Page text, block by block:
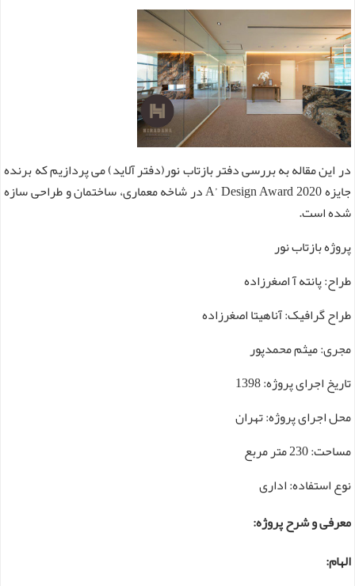
در این مقاله به بررسی دفتر بازتاب نور(دفتر آلاید) می پردازیم کهبرنده
جایزه A’ Design Award 2020 در شاخه معماری، ساختمان و طراحی سازه
شده است.
پروژه بازتاب نور
طراح: پانته آ اصغرزاده
طراح گرافیک: آناهیتا اصغرزاده
مجری: میثم محمدپور
تاریخ اجرای پروژه: 1398
محل اجرای پروژه: تهران
مساحت: 230 متر مربع
نوع استفاده: اداری
معرفی و شرح پروژه:
الهام: